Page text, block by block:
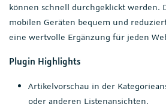
können schnell durchgeklickt werden.
mobilen Geräten bequem und
eine wertvolle Ergänzung für jeden
Plugin Highlights
Artikelvorschau in der
oder anderen Listenansichten.